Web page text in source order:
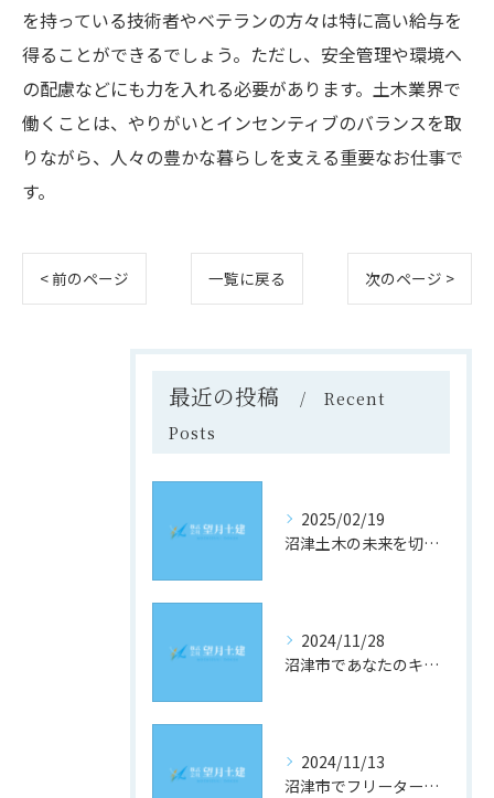
を持っている技術者やベテランの方々は特に高い給与を
得ることができるでしょう。ただし、安全管理や環境へ
の配慮などにも力を入れる必要があります。土木業界で
働くことは、やりがいとインセンティブのバランスを取
りながら、人々の豊かな暮らしを支える重要なお仕事で
す。
< 前のページ 一覧に戻る 次のページ >
最近の投稿
Recent
Posts
2025/02/19
沼津土木の未来を切り開く！静岡県沼津市での求人情報と採用のヒント
2024/11/28
沼津市であなたのキャリアを築く！土木業界の最新求人情報をチェック
2024/11/13
沼津市でフリーター歓迎！理想の土木求人を見つけるための究極ガイド